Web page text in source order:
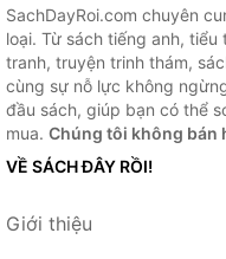
SachDayRoi.com chuyên
loại. Từ sách tiếng anh,
tranh, truyện trinh thám,
cùng sự nỗ lực không
đầu sách, giúp bạn có thể
mua. Chúng tôi không bán
VỀ SÁCH ĐÂY RỒI!
Giới thiệu